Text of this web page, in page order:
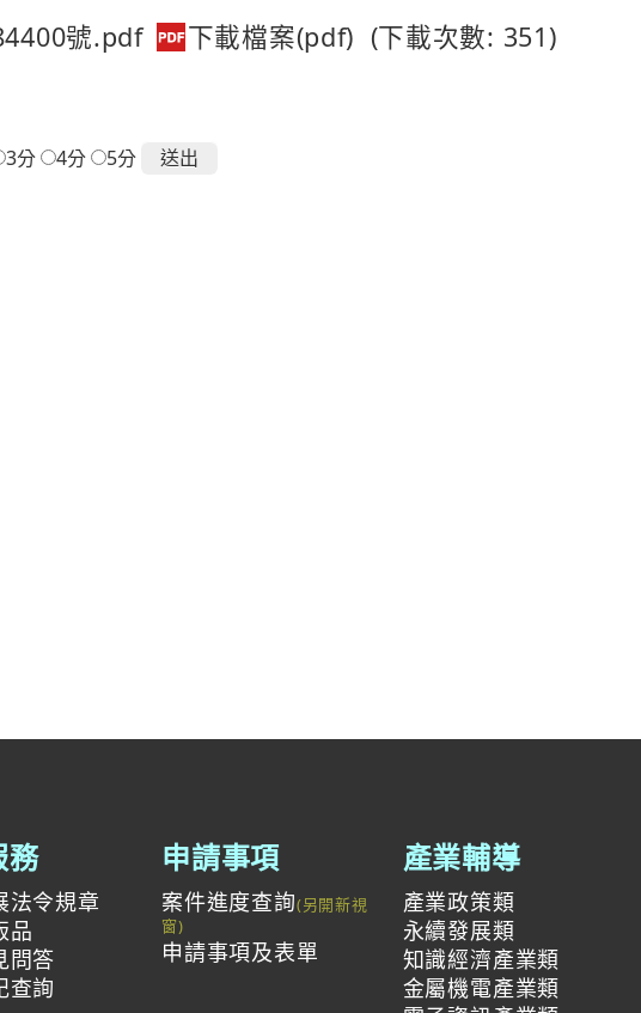
號.pdf (下載次數: 351)
3分 4分 5分
務
法令規章
品
問答
查詢
申請事項
案件進度查詢
申請事項及表單
產業輔導
產業政策類
永續發展類
知識經濟產業類
金屬機電產業類